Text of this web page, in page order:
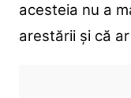
acesteia nu a
arestării și că